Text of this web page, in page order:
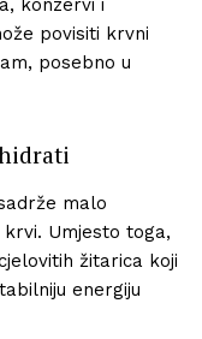
konzervi i
povisiti krvni
posebno u
malo
Umjesto toga,
žitarica koji
energiju